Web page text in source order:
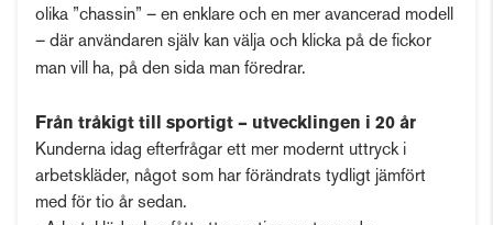
olika ”chassin” – en enklare och en mer avancerad modell
– där användaren själv kan välja och klicka på de fickor
man vill ha, på den sida man föredrar.
Från tråkigt till sportigt – utvecklingen i 20 år
Kunderna idag efterfrågar ett mer modernt uttryck i
arbetskläder, något som har förändrats tydligt jämfört
med för tio år sedan.